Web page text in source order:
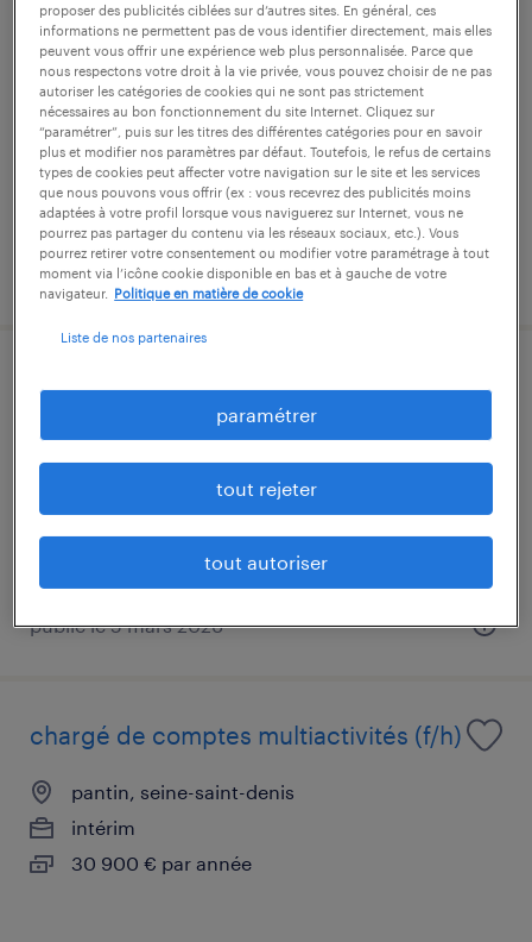
gestionnaire de paie (f/h)
pantin, seine-saint-denis
intérim
32 000 € - 35 500 € par année
publié le 11 septembre 2025
gestionnaire de flottes mobiles (f/h)
pantin, seine-saint-denis
27 000 € par année
publié le 5 mars 2026
chargé de comptes multiactivités (f/h)
pantin, seine-saint-denis
intérim
30 900 € par année
proposer des publicités ciblées sur d’autres sites. En général, ces
informations ne permettent pas de vous identifier directement, mais elles
peuvent vous offrir une expérience web plus personnalisée. Parce que
nous respectons votre droit à la vie privée, vous pouvez choisir de ne pas
autoriser les catégories de cookies qui ne sont pas strictement
nécessaires au bon fonctionnement du site Internet. Cliquez sur
“paramétrer”, puis sur les titres des différentes catégories pour en savoir
plus et modifier nos paramètres par défaut. Toutefois, le refus de certains
types de cookies peut affecter votre navigation sur le site et les services
que nous pouvons vous offrir (ex : vous recevrez des publicités moins
adaptées à votre profil lorsque vous naviguerez sur Internet, vous ne
pourrez pas partager du contenu via les réseaux sociaux, etc.). Vous
pourrez retirer votre consentement ou modifier votre paramétrage à tout
moment via l’icône cookie disponible en bas et à gauche de votre
navigateur.
Politique en matière de cookie
Liste de nos partenaires
paramétrer
tout rejeter
tout autoriser